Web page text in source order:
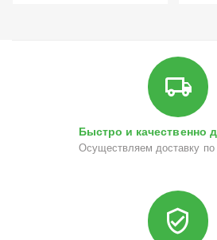
Быстро и качественно
Осуществляем доставку по